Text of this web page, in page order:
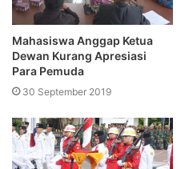
Mahasiswa Anggap Ketua
Dewan Kurang Apresiasi
Para Pemuda
30 September 2019